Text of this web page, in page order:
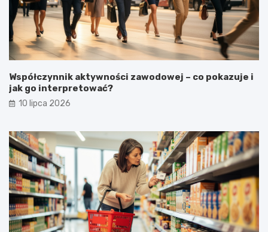
Współczynnik aktywności zawodowej – co pokazuje i
jak go interpretować?
10 lipca 2026